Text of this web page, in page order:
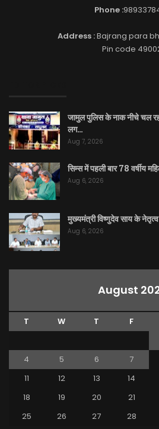
Phone :
Address :Bajrang para
Pin code
जामुल पुलिस के नाक नीचे चल
लग…
Aug 7, 2026
सिम्स में पहली बार 78 वर्षीय
Aug 6, 2026
मुख्यमंत्री विष्णुदेव साय के
Aug 6, 2026
August
T W T F
4
5 6 7
11
12 13 14
18
19 20 21
25
26 27 28